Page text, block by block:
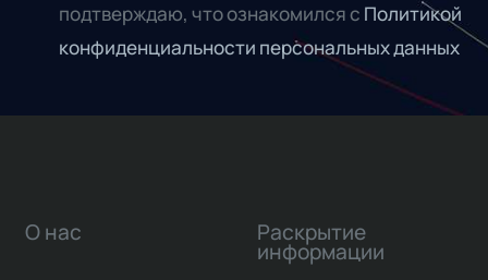
подтверждаю, что ознакомился с Политикой
конфиденциальности персональных данных
О нас Раскрытие
информации